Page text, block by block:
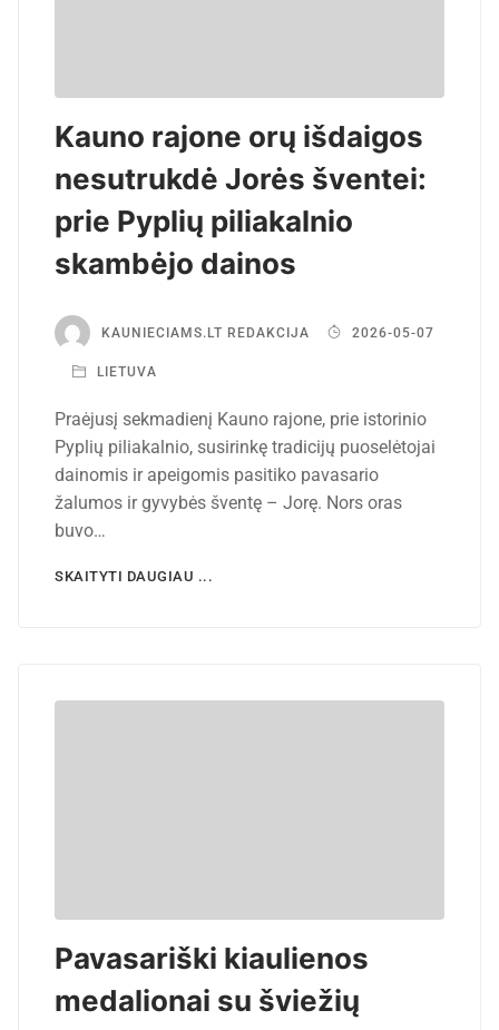
Kauno rajone orų išdaigos
nesutrukdė Jorės šventei:
prie Pyplių piliakalnio
skambėjo dainos
KAUNIECIAMS.LT REDAKCIJA 2026-05-07
LIETUVA
Praėjusį sekmadienį Kauno rajone, prie istorinio
Pyplių piliakalnio, susirinkę tradicijų puoselėtojai
dainomis ir apeigomis pasitiko pavasario
žalumos ir gyvybės šventę – Jorę. Nors oras
buvo…
SKAITYTI DAUGIAU ...
Pavasariški kiaulienos
medalionai su šviežių